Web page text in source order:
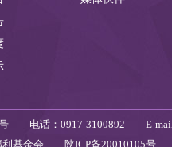
号 电话：0917-3100892 E-mail
利基金会 陕ICP备20010105号